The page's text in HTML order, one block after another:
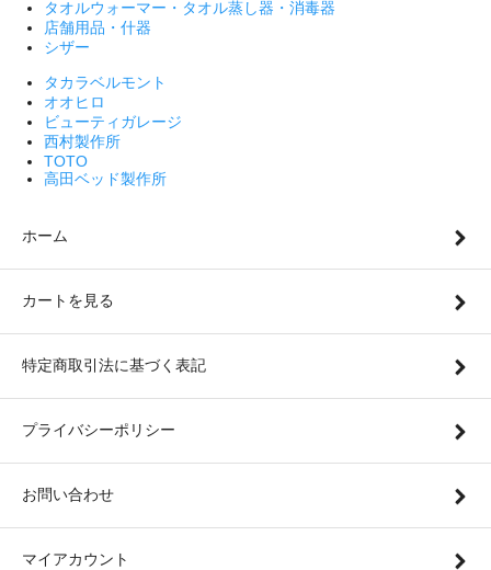
タオルウォーマー・タオル蒸し器・消毒器
店舗用品・什器
シザー
タカラベルモント
オオヒロ
ビューティガレージ
西村製作所
TOTO
高田ベッド製作所
ホーム
カートを見る
特定商取引法に基づく表記
プライバシーポリシー
お問い合わせ
マイアカウント